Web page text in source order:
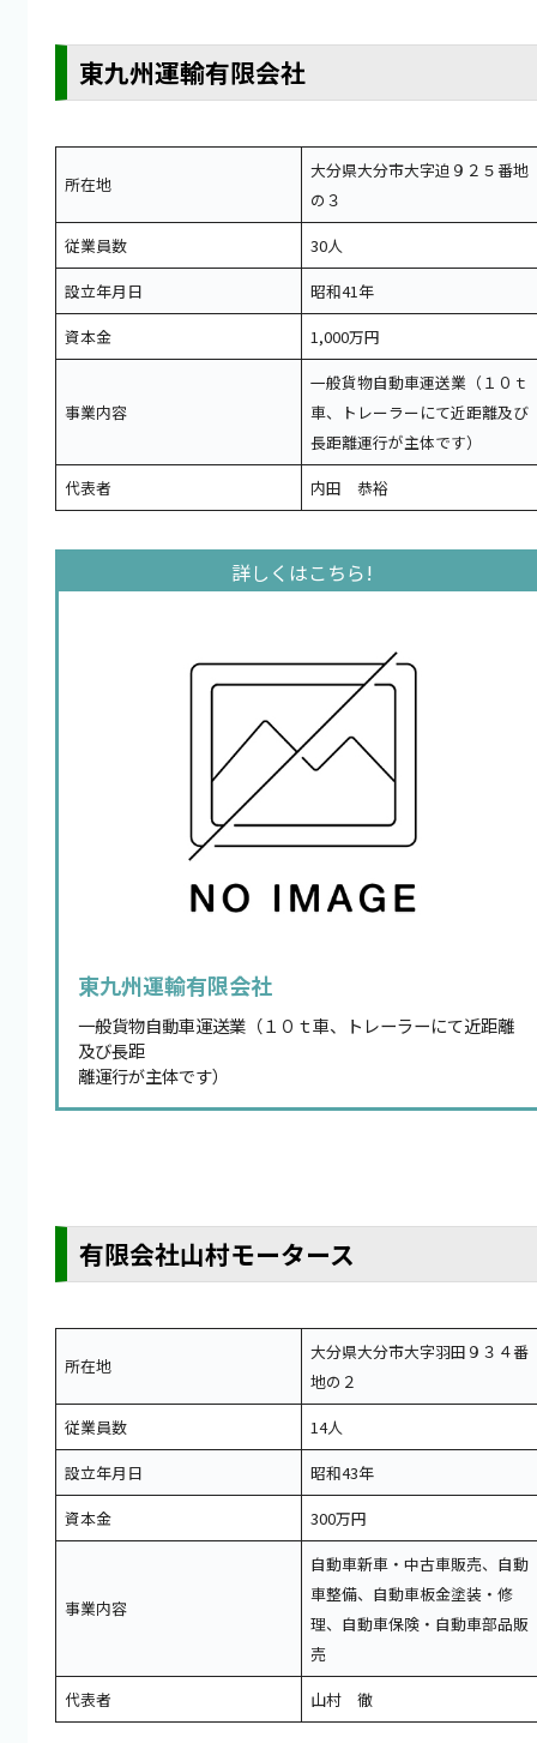
東九州運輸有限会社
所在地
大分県大分市大字迫９２５番地
の３
従業員数
30人
設立年月日
昭和41年
資本金
1,000万円
事業内容
一般貨物自動車運送業（１０ｔ
車、トレーラーにて近距離及び
長距離運行が主体です）
代表者
内田 恭裕
東九州運輸有限会社
一般貨物自動車運送業（１０ｔ車、トレーラーにて近距離
及び長距
離運行が主体です）
有限会社山村モータース
所在地
大分県大分市大字羽田９３４番
地の２
従業員数
14人
設立年月日
昭和43年
資本金
300万円
事業内容
自動車新車・中古車販売、自動
車整備、自動車板金塗装・修
理、自動車保険・自動車部品販
売
代表者
山村 徹